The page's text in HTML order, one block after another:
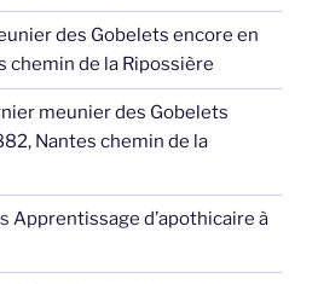
des Gobelets encore en
chemin de la Ripossière
meunier des Gobelets
Nantes chemin de la
Apprentissage d’apothicaire à